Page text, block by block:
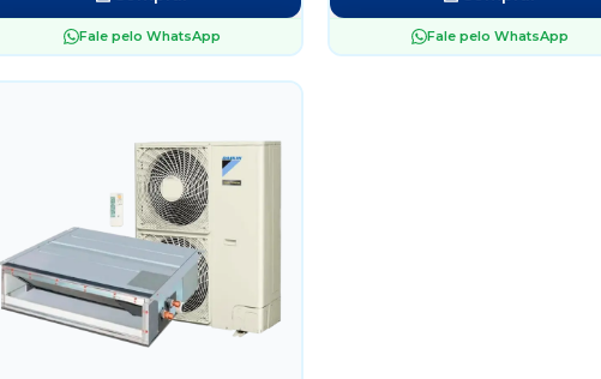
Fale pelo WhatsApp Fale pelo WhatsApp